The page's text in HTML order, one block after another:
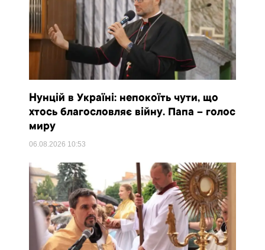
Нунцій в Україні: непокоїть чути, що
хтось благословляє війну. Папа – голос
миру
06.08.2026 10:53